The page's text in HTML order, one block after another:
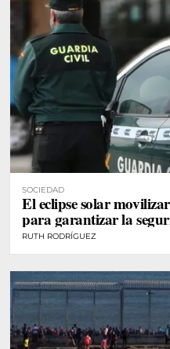
SOCIEDAD
El eclipse solar
para garantizar la
RUTH RODRÍGUEZ